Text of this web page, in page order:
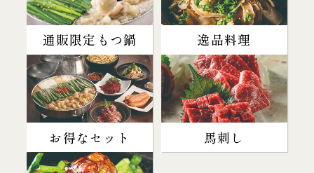
通販限定もつ鍋 逸品料理
お得なセット 馬刺し